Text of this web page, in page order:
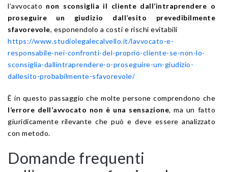
l’avvocato non sconsiglia il cliente dall’intraprendere o
proseguire un giudizio dall’esito prevedibilmente
sfavorevole, esponendolo a costi e rischi evitabili
https://www.studiolegalecalvello.it/lavvocato-e-
responsabile-nei-confronti-del-proprio-cliente-se-non-lo-
sconsiglia-dallintraprendere-o-proseguire-un-giudizio-
dallesito-probabilmente-sfavorevole/
È in questo passaggio che molte persone comprendono che
l’errore dell’avvocato non è una sensazione, ma un fatto
giuridicamente rilevante che può e deve essere analizzato
con metodo.
Domande frequenti